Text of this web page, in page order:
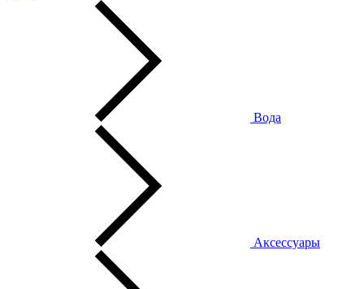
Вода
Аксессуары